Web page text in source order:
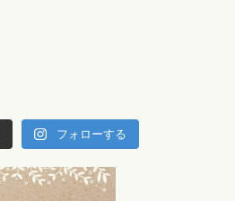
フォローする